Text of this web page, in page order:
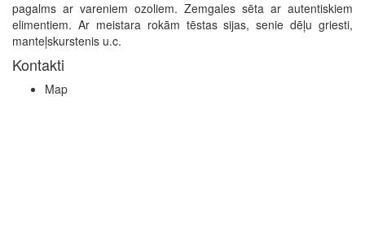
pagalms ar vareniem ozoliem. Zemgales sēta ar autentiskiem
elimentiem. Ar meistara rokām tēstas sijas, senie dēļu griesti,
manteļskurstenis u.c.
Kontakti
Map